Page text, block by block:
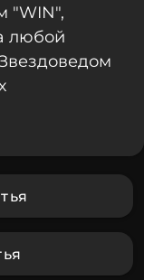
"WIN",
любой